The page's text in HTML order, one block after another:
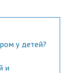
у детей?
и